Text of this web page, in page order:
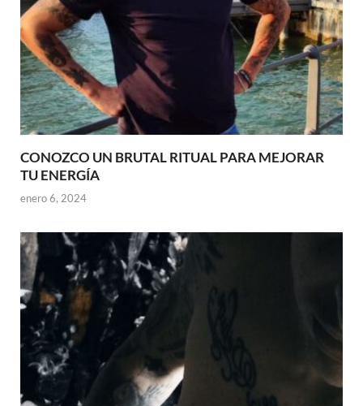
CONOZCO UN BRUTAL RITUAL PARA MEJORAR
TU ENERGÍA
enero 6, 2024